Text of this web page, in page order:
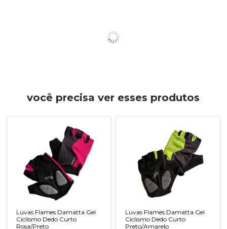
você precisa ver esses produtos
Luvas Flames Damatta Gel
Ciclismo Dedo Curto
Rosa/Preto
Luvas Flames Damatta Gel
Ciclismo Dedo Curto
Preto/Amarelo